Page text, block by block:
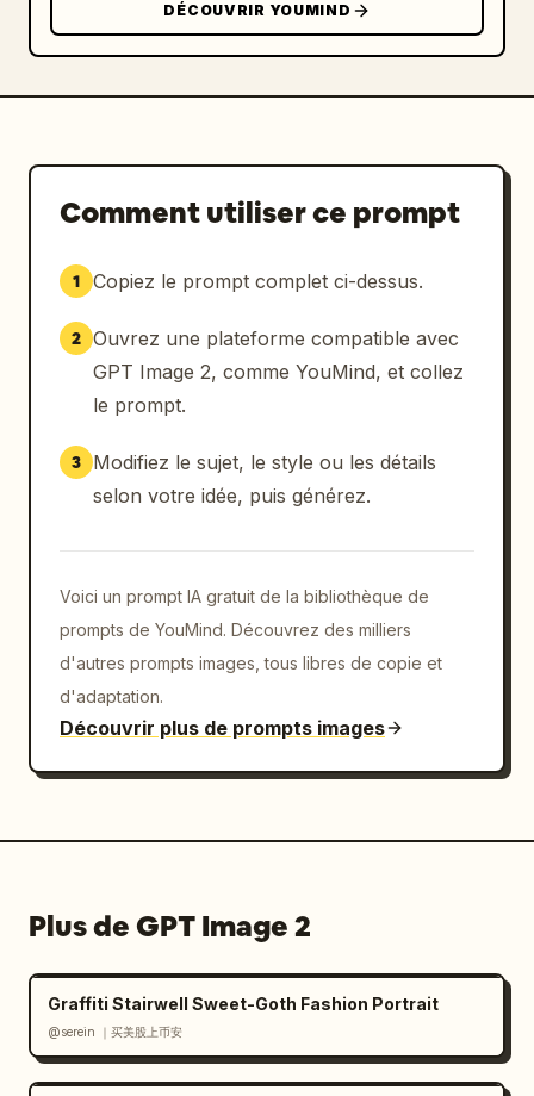
supérieurs arrondis",
      "items": [
"Photogénique" },
"Balade gourmande" },
        { "icon": "suitcase", "label":
"Voyage facile" }
      ]
DÉCOUVRIR YOUMIND
Comment utiliser ce prompt
1 Copiez le prompt complet ci-dessus.
2 Ouvrez une plateforme compatible avec
GPT Image 2, comme YouMind, et collez
le prompt.
3
Modifiez le sujet, le style ou les détails
selon votre idée, puis générez.
Voici un prompt IA gratuit de la bibliothèque de
prompts de YouMind. Découvrez des milliers
d'autres prompts images, tous libres de copie et
d'adaptation.
Découvrir plus de prompts images
Plus de GPT Image 2
Graffiti Stairwell Sweet-Goth Fashion Portrait
@serein ｜买美股上币安